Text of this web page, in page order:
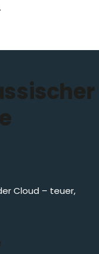
Cloud – teuer,